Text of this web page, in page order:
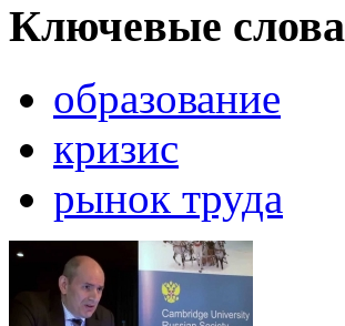
Ключевые
образование
кризис
рынок труда